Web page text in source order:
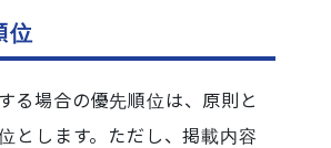
位
る場合の優先順位は、原則と
とします。ただし、掲載内容